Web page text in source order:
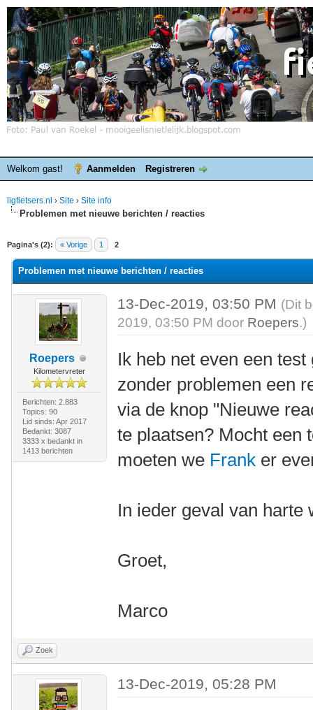
Welkom gast! Aanmelden Registreren
ligfietsers.nl › Site › Site info
Problemen met nieuwe berichten / reacties
Pagina's (2): « Vorige 1 2
waardering is 0
Problemen met nieuwe berichten / reacties
Roepers
Kilometervreter
Berichten: 2.883
Topics: 90
Lid sinds: Apr 2017
Bedankt: 3087
3333 x bedankt in
1413 berichten
13-Dec-2019, 03:50 PM (Dit
2019, 03:50 PM door Roepers.)
Ik heb net even een
zonder problemen een
via de knop "Nieuwe
te plaatsen? Mocht een
moeten we Frank er
In ieder geval van
Groet,
Marco
Zoek
13-Dec-2019, 05:28 PM